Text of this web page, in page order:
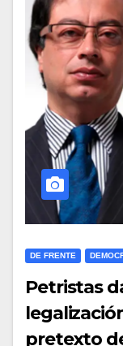
DE FRENTE
Petristas
pretexto